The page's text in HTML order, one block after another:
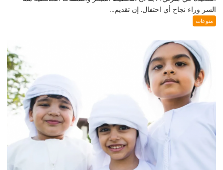
السر وراء نجاح أي احتفال. إن تقديم...
منوعات